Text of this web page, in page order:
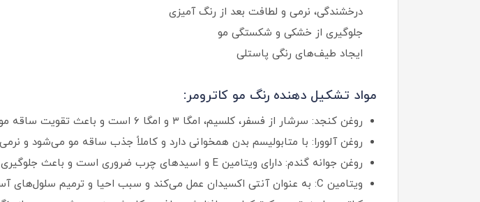
درخشندگی، نرمی و لطافت بعد از رنگ‌ آمیزی
جلوگیری از خشکی و شکستگی مو
ایجاد طیف‌های رنگی پاستلی
مواد تشکیل دهنده رنگ مو کاترومر:
روغن کنجد: سرشار از فسفر، کلسیم، امگا ۳ و امگا ۶ است و باعث تقویت ساقه مو، جلوگیری از شکنندگی و محافظت در برابر آلودگی محیطی می‌شود.
روغن آلوورا: با متابولیسم بدن همخوانی دارد و کاملاً جذب ساقه مو می‌شود و
روغن جوانه گندم: دارای ویتامین E و اسیدهای چرب ضروری است و باعث جلوگیری از خشکی و افزایش استقامت تارهای مو می‌شود.
ویتامین C: به عنوان آنتی‌ اکسیدان عمل می‌کند و سبب احیا و ترمیم سلول‌های آسیب‌دیده می‌شود.